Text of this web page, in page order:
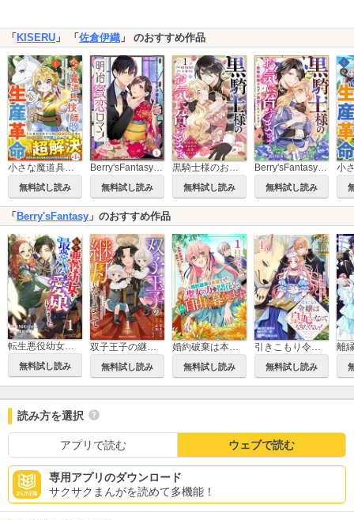
「KISERU 」 「佐倉伊織 」 のおすすめ作品
小さな魔道具技師のらくらく生産革命～なんでも作れるチートジョブで第二の人生謳歌する～
無料試し読み
Berry'sFantasy明治蜜恋ロマン
無料試し読み
黒騎士様のお気に召すまま～政略結婚のはずが溺愛されています～
無料試し読み
Berry'sFantasy黒騎士様のお気に召すまま～政略結婚のはずが溺愛されています～
無料試し読み
「 Berry'sFantasy 」のおすすめ作品
転生悪役幼女は最恐パパの愛娘になりました
無料試し読み
双子王子の継母になりまして～嫌われ悪女ですが、そんなことより義息子たちが可愛すぎて困ります～
無料試し読み
婚約破棄は本望です！聖女の力が開花したので私は自由に暮らします～本物の聖女は義姉ではなく私でした～
無料試し読み
引きこもり令嬢は皇妃になんてなりたくない！～強面皇帝の溺愛が駄々漏れで困ります～
無料試し読み
読み方を選択
アプリで読む ウェブで読む
専用アプリのダウンロード
サクサクまんがを読めて多機能！